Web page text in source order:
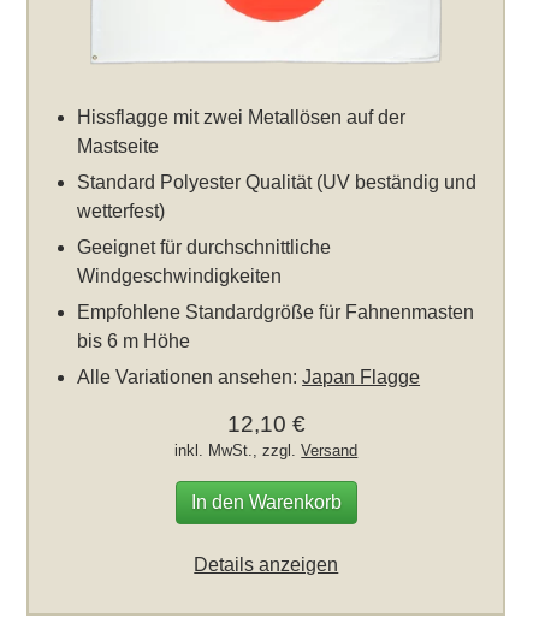
Hissflagge mit zwei Metallösen auf der
Mastseite
Standard Polyester Qualität (UV beständig und
wetterfest)
Geeignet für durchschnittliche
Windgeschwindigkeiten
Empfohlene Standardgröße für Fahnenmasten
bis 6 m Höhe
Alle Variationen ansehen:Japan Flagge
12,10 €
inkl. MwSt., zzgl.Versand
In den Warenkorb
Details anzeigen